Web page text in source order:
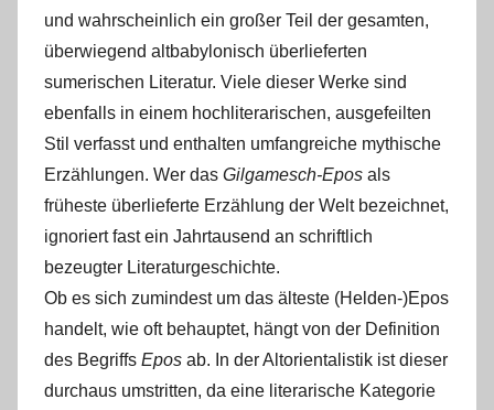
und wahrscheinlich ein großer Teil der gesamten,
überwiegend altbabylonisch überlieferten
sumerischen Literatur. Viele dieser Werke sind
ebenfalls in einem hochliterarischen, ausgefeilten
Stil verfasst und enthalten umfangreiche mythische
Erzählungen. Wer das Gilgamesch-Epos als
früheste überlieferte Erzählung der Welt bezeichnet,
ignoriert fast ein Jahrtausend an schriftlich
bezeugter Literaturgeschichte.
Ob es sich zumindest um das älteste (Helden-)Epos
handelt, wie oft behauptet, hängt von der Definition
des Begriffs Epos ab. In der Altorientalistik ist dieser
durchaus umstritten, da eine literarische Kategorie